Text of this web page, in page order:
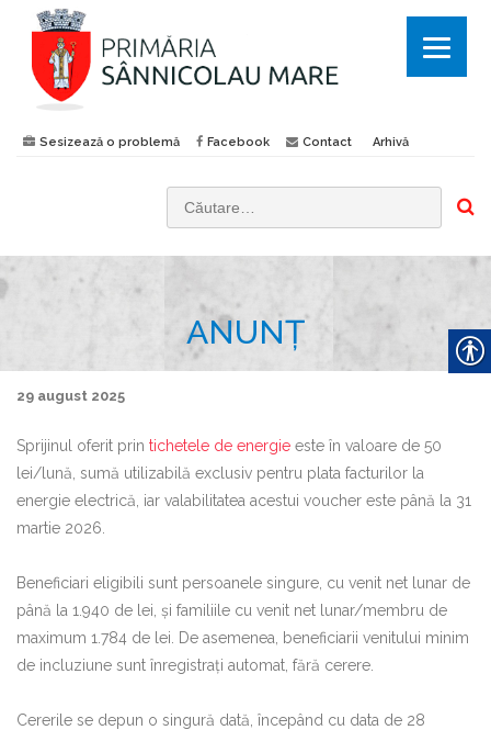
Sesizează o problemă Facebook Contact Arhivă
ă
:
ANUNȚ
29 august 2025
Sprijinul oferit prin tichetele de energie este în valoare de 50
lei/lună, sumă utilizabilă exclusiv pentru plata facturilor la
energie electrică, iar valabilitatea acestui voucher este până la 31
martie 2026.
Beneficiari eligibili sunt persoanele singure, cu venit net lunar de
până la 1.940 de lei, şi familiile cu venit net lunar/membru de
maximum 1.784 de lei. De asemenea, beneficiarii venitului minim
de incluziune sunt înregistraţi automat, fără cerere.
Cererile se depun o singură dată, începând cu data de 28